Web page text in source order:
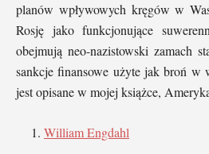
planów wpływowych kręgów w
Rosję jako funkcjonujące
obejmują neo-nazistowski zamach
sankcje finansowe użyte jak broń w
jest opisane w mojej książce,
William Engdahl